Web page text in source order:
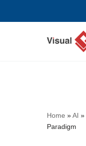
Home »AI »
Paradigm